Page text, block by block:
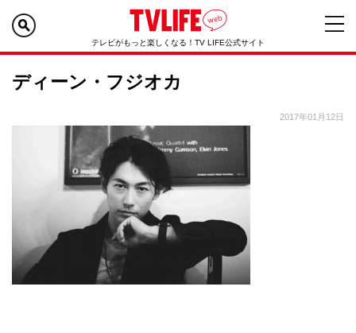
テレビがもっと楽しくなる！TV LIFE公式サイト
ディーン・フジオカ
2017年01月12日